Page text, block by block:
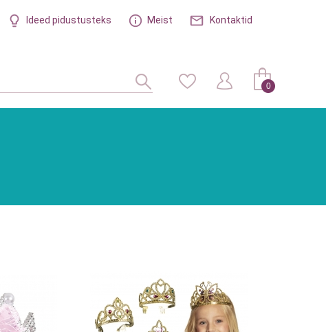
Ideed pidustusteks Meist Kontaktid
0